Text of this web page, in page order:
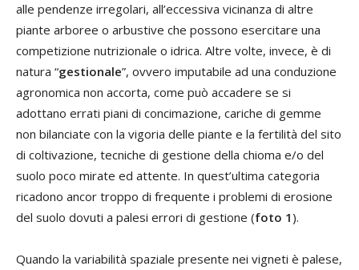
alle pendenze irregolari, all’eccessiva vicinanza di altre
piante arboree o arbustive che possono esercitare una
competizione nutrizionale o idrica. Altre volte, invece, è di
natura “gestionale”, ovvero imputabile ad una conduzione
agronomica non accorta, come può accadere se si
adottano errati piani di concimazione, cariche di gemme
non bilanciate con la vigoria delle piante e la fertilità del sito
di coltivazione, tecniche di gestione della chioma e/o del
suolo poco mirate ed attente. In quest’ultima categoria
ricadono ancor troppo di frequente i problemi di erosione
del suolo dovuti a palesi errori di gestione (foto 1).
Quando la variabilità spaziale presente nei vigneti è palese,